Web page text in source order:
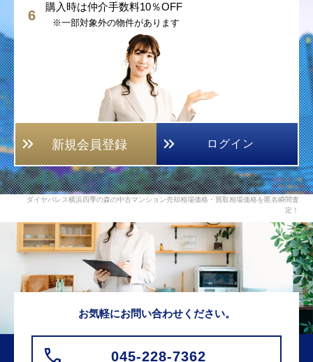
購入時は仲介手数料10％OFF
※一部対象外の物件があります
新規会員登録 ログイン
ダイヤパレス横浜四季の森の中古マンション売却相場価格・買取相場価格を匿名瞬間査
定！
お気軽にお問い合わせください。
045-228-7362